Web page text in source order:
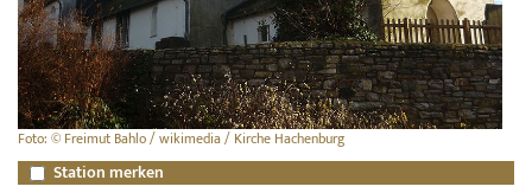
Foto: © Freimut Bahlo / wikimedia / Kirche Hachenburg
Station merken